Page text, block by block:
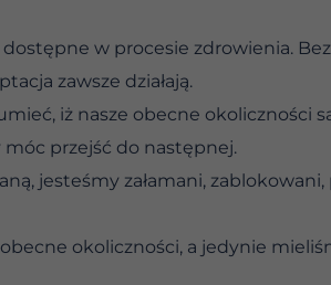
w procesie zdrowienia.
zawsze działają.
iż nasze obecne okoliczności
móc przejść do następnej.
jesteśmy załamani,
okoliczności, a jedynie